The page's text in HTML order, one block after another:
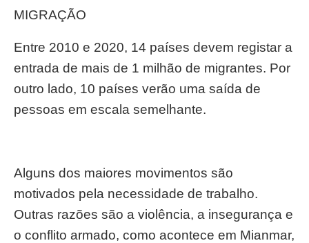
MIGRAÇÃO
Entre 2010 e 2020, 14 países devem registar a
entrada de mais de 1 milhão de migrantes. Por
outro lado, 10 países verão uma saída de
pessoas em escala semelhante.
Alguns dos maiores movimentos são
motivados pela necessidade de trabalho.
Outras razões são a violência, a insegurança e
o conflito armado, como acontece em Mianmar,